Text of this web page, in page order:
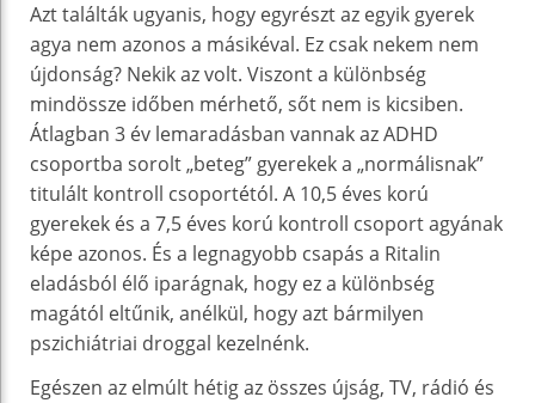
Azt találták ugyanis, hogy egyrészt az egyik gyerek
agya nem azonos a másikéval. Ez csak nekem nem
újdonság? Nekik az volt. Viszont a különbség
mindössze időben mérhető, sőt nem is kicsiben.
Átlagban 3 év lemaradásban vannak az ADHD
csoportba sorolt „beteg” gyerekek a „normálisnak”
titulált kontroll csoportétól. A 10,5 éves korú
gyerekek és a 7,5 éves korú kontroll csoport agyának
képe azonos. És a legnagyobb csapás a Ritalin
eladásból élő iparágnak, hogy ez a különbség
magától eltűnik, anélkül, hogy azt bármilyen
pszichiátriai droggal kezelnénk.
Egészen az elmúlt hétig az összes újság, TV, rádió és